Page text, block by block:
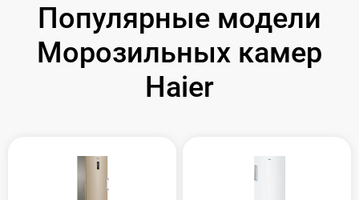
Популярные модели
Морозильных камер
Haier